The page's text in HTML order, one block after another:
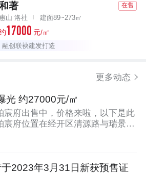
著 在售
山 洛社 建面89~273㎡
17000 元/㎡
融创联袂建发打造
更多动态
光 约27000元/㎡
宸府出售中，价格来啦，以下是此
宸府位置在经开区清源路与瑞景道
2023年3月31日新获预售证